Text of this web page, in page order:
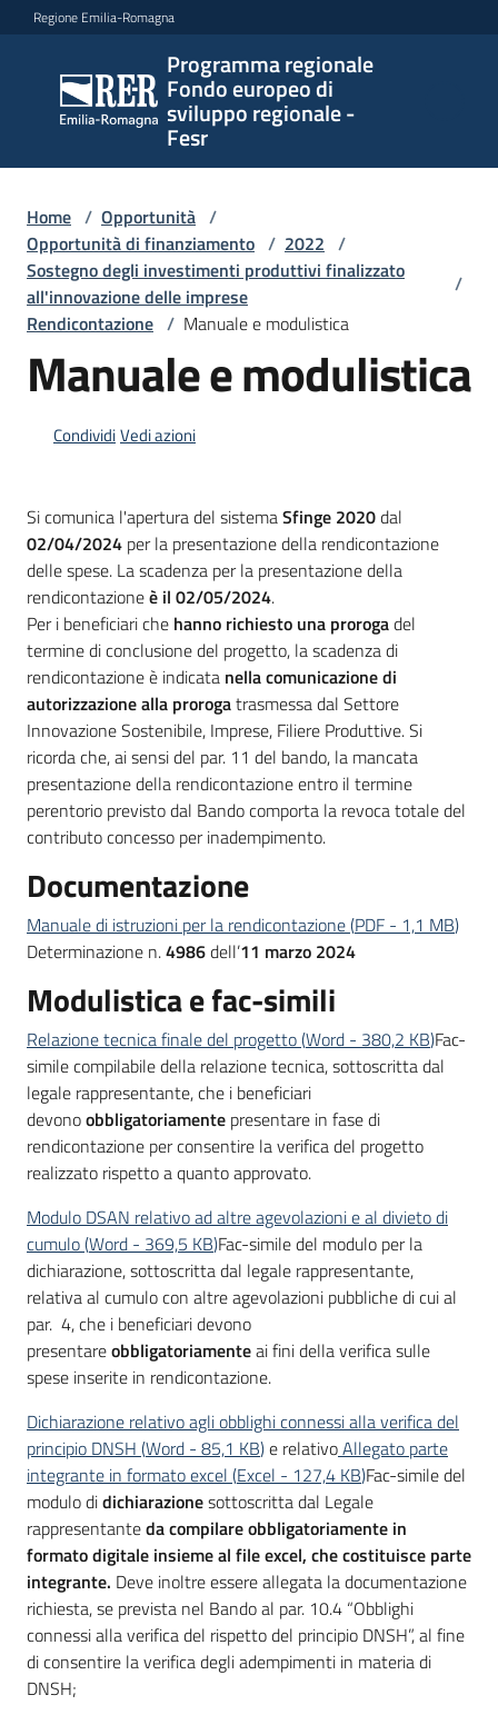
Vai al contenuto
Vai alla navigazione
Vai al footer
Regione Emilia-Romagna
Programma regionale
Fondo europeo di
sviluppo regionale -
Fesr
Programma
regionale
Fondo
europeo di
regionale -
Fesr
Programmi
Opportunità
Progetti
e
attività
Servizi
Comunicazione
partecipazione
Seguici
su
Home / Opportunità /
Opportunità di finanziamento / 2022 /
Sostegno degli investimenti produttivi finalizzato
all'innovazione delle imprese
/
Rendicontazione / Manuale e modulistica
Manuale e modulistica
CondividiVedi azioni
Si comunica l'apertura del sistemaSfinge 2020dal
02/04/2024 per la presentazione della rendicontazione
delle spese. La scadenza per la presentazione della
rendicontazioneè il 02/05/2024.
Per i beneficiari che hanno richiesto una prorogadel
termine di conclusione del progetto, la scadenza di
rendicontazione è indicata nella comunicazione di
autorizzazione alla prorogatrasmessa dal Settore
Innovazione Sostenibile, Imprese, Filiere Produttive. Si
ricorda che, ai sensi del par. 11 del bando, la mancata
presentazione della rendicontazione entro il termine
perentorio previsto dal Bando comporta la revoca totale del
contributo concesso per inadempimento.
Documentazione
Manuale di istruzioni per la rendicontazione(PDF - 1,1 MB)
Determinazione n.4986dell’11 marzo 2024
Modulistica e fac-simili
Relazione tecnica finale del progetto(Word - 380,2 KB)Fac-
simile compilabile della relazione tecnica, sottoscritta dal
legale rappresentante, che i beneficiari
devonoobbligatoriamente presentare in fase di
rendicontazione per consentire la verifica del progetto
realizzato rispetto a quanto approvato.
Modulo DSAN relativo ad altre agevolazioni e al divieto di
cumulo(Word - 369,5 KB)Fac-simile del modulo per la
dichiarazione, sottoscritta dal legale rappresentante,
relativa al cumulo con altre agevolazioni pubbliche di cui al
par. 4, che i beneficiari devono
presentareobbligatoriamenteai fini della verifica sulle
spese inserite in rendicontazione.
Dichiarazione relativo agli obblighi connessi alla verifica del
principio DNSH (Word - 85,1 KB)e relativoAllegato parte
integrante in formato excel (Excel - 127,4 KB)Fac-simile del
modulo didichiarazionesottoscritta dal Legale
rappresentanteda compilare obbligatoriamente in
formato digitale insieme al file excel, che costituisce parte
integrante. Deve inoltre essere allegata la documentazione
richiesta, se prevista nel Bando al par. 10.4 “Obblighi
connessi alla verifica del rispetto del principio DNSH”, al fine
di consentire la verifica degli adempimenti in materia di
DNSH;